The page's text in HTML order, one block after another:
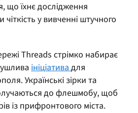
що їхнє дослідження
у вивченні штучного
Threads стрімко набирає
ініціативадля
Українські зірки та
до флешмобу, щоб
із прифронтового міста.